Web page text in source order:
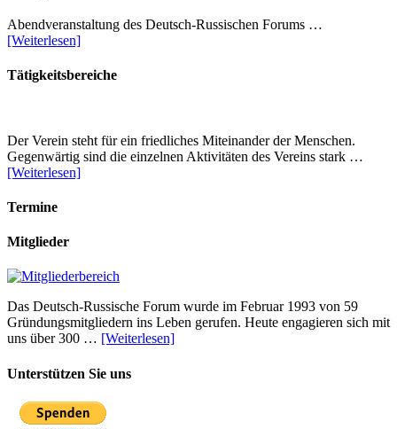
Abendveranstaltung des Deutsch-Russischen Forums …
[Weiterlesen]
Tätigkeitsbereiche
Der Verein steht für ein friedliches Miteinander der Menschen.
Gegenwärtig sind die einzelnen Aktivitäten des Vereins stark …
[Weiterlesen]
Termine
Mitglieder
Das Deutsch-Russische Forum wurde im Februar 1993 von 59
Gründungsmitgliedern ins Leben gerufen. Heute engagieren sich mit
uns über 300 … [Weiterlesen]
Unterstützen Sie uns